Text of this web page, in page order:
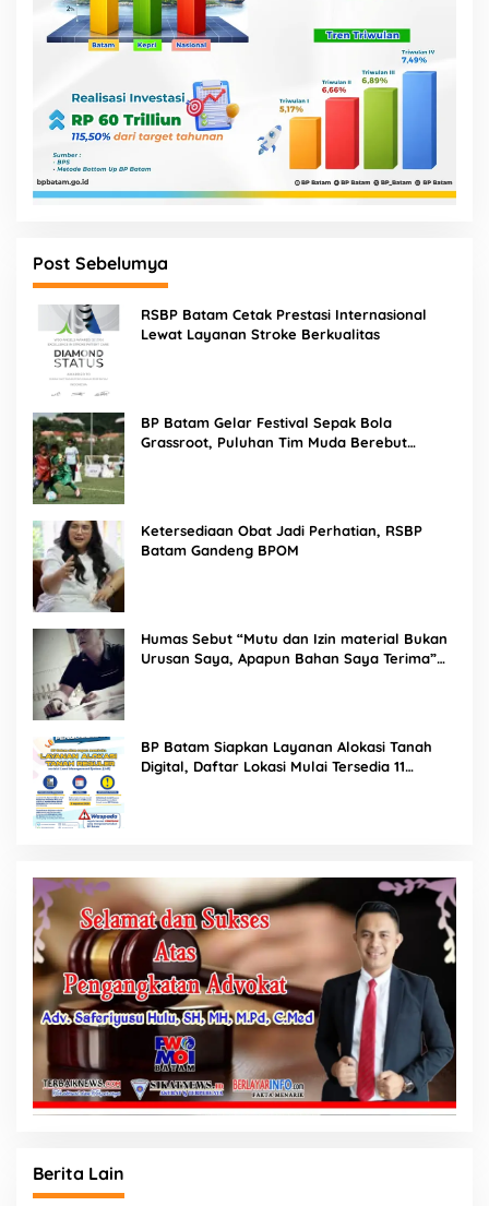
Post Sebelumya
RSBP Batam Cetak Prestasi Internasional
Lewat Layanan Stroke Berkualitas
BP Batam Gelar Festival Sepak Bola
Grassroot, Puluhan Tim Muda Berebut
Ketersediaan Obat Jadi Perhatian, RSBP
Batam Gandeng BPOM
Humas Sebut “Mutu dan Izin material Bukan
Urusan Saya, Apapun Bahan Saya Terima”
BP Batam Siapkan Layanan Alokasi Tanah
Digital, Daftar Lokasi Mulai Tersedia 11
Berita Lain